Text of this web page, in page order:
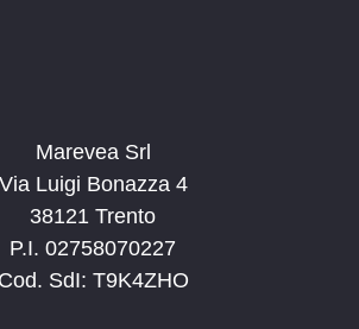
Marevea Srl
Via Luigi Bonazza 4
38121 Trento
P.I. 02758070227
Cod. SdI: T9K4ZHO